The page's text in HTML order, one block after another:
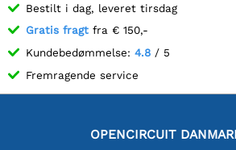
Bestilt i dag, leveret tirsdag
Gratis fragt fra € 150,-
Kundebedømmelse: 4.8 / 5
Fremragende service
OPENCIRCUIT